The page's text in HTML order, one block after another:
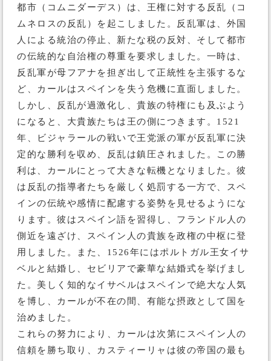
都市（コムニダーデス）は、王権に対する反乱（コ
ムネロスの反乱）を起こしました。反乱軍は、外国
人による統治の停止、新たな税の反対、そして都市
の伝統的な自治権の尊重を要求しました。一時は、
反乱軍が母フアナを担ぎ出して正統性を主張するな
ど、カールはスペインを失う危機に直面しました。
しかし、反乱が過激化し、貴族の特権にも及ぶよう
になると、大貴族たちは王の側につきます。1521
年、ビジャラールの戦いで王党派の軍が反乱軍に決
定的な勝利を収め、反乱は鎮圧されました。この勝
利は、カールにとって大きな転機となりました。彼
は反乱の指導者たちを厳しく処罰する一方で、スペ
インの伝統や感情に配慮する姿勢を見せるようにな
ります。彼はスペイン語を習得し、フランドル人の
側近を遠ざけ、スペイン人の貴族を政権の中枢に登
用しました。また、1526年にはポルトガル王女イサ
ベルと結婚し、セビリアで豪華な結婚式を挙げまし
た。美しく知的なイサベルはスペインで絶大な人気
を博し、カールが不在の間、有能な摂政として国を
治めました。
これらの努力により、カールは次第にスペイン人の
信頼を勝ち取り、カスティーリャは彼の帝国の最も